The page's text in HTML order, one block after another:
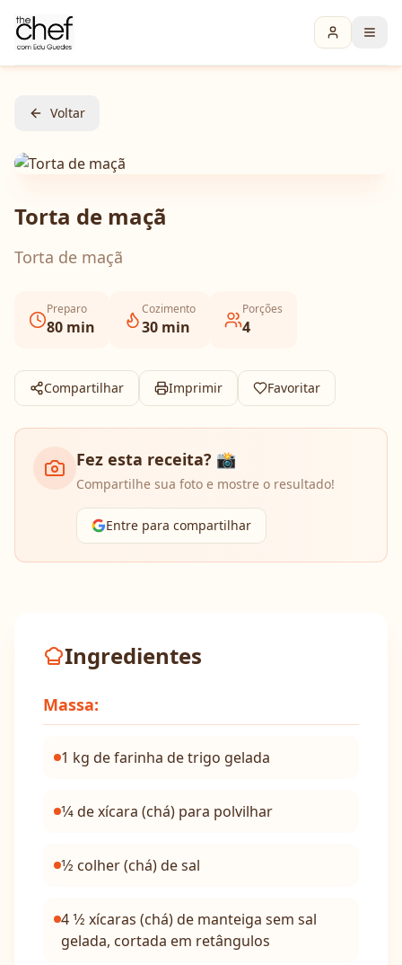
Voltar
Torta de maçã
Torta de maçã
Preparo
80 min
Cozimento
30 min
Porções
4
Compartilhar Imprimir Favoritar
Fez esta receita? 📸
Compartilhe sua foto e mostre o resultado!
Entre para compartilhar
Ingredientes
Massa:
1 kg de farinha de trigo gelada
1⁄4 de xícara (chá) para polvilhar
1⁄2 colher (chá) de sal
4 1⁄2 xícaras (chá) de manteiga sem sal
gelada, cortada em retângulos